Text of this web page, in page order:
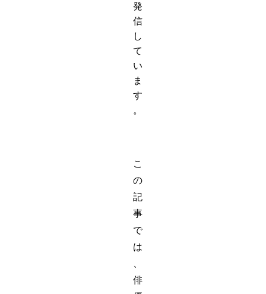
発
信
し
て
い
ま
す
。
こ
の
記
事
で
は
俳